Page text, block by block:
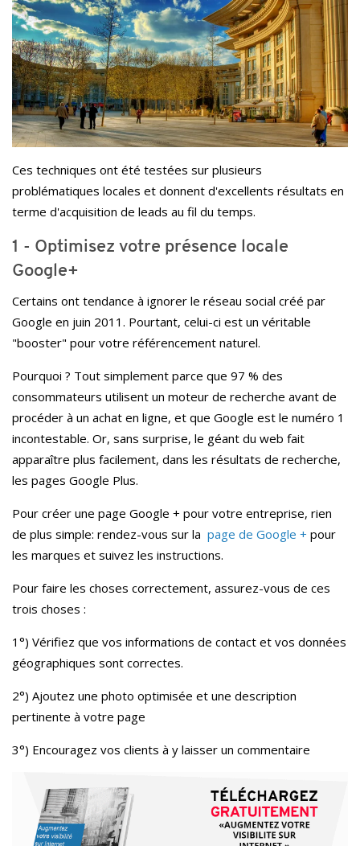
Ces techniques ont été testées sur plusieurs
problématiques locales et donnent d'excellents résultats en
terme d'acquisition de leads au fil du temps.
1 - Optimisez votre présence locale
Google+
Certains ont tendance à ignorer le réseau social créé par
Google en juin 2011. Pourtant, celui-ci est un véritable
"booster" pour votre référencement naturel.
Pourquoi ? Tout simplement parce que 97 % des
consommateurs utilisent un moteur de recherche avant de
procéder à un achat en ligne, et que Google est le numéro 1
incontestable. Or, sans surprise, le géant du web fait
apparaître plus facilement, dans les résultats de recherche,
les pages Google Plus.
Pour créer une page Google + pour votre entreprise, rien
de plus simple: rendez-vous sur la page de Google + pour
les marques et suivez les instructions.
Pour faire les choses correctement, assurez-vous de ces
trois choses :
1°) Vérifiez que vos informations de contact et vos données
géographiques sont correctes.
2°) Ajoutez une photo optimisée et une description
pertinente à votre page
3°) Encouragez vos clients à y laisser un commentaire